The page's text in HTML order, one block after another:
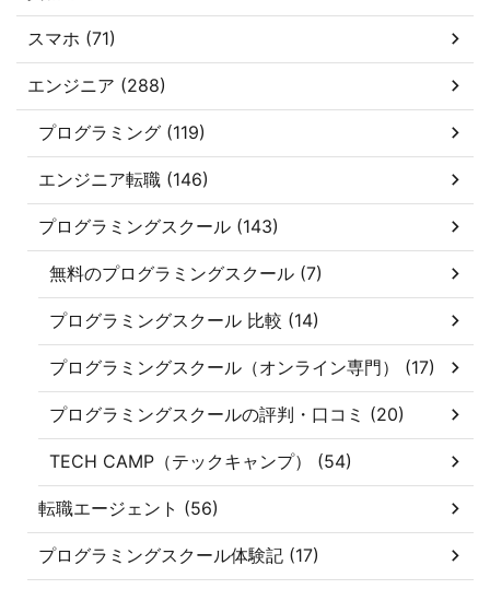
スマホ (71)
エンジニア (288)
プログラミング (119)
エンジニア転職 (146)
プログラミングスクール (143)
無料のプログラミングスクール (7)
プログラミングスクール 比較 (14)
プログラミングスクール（オンライン専門） (17)
プログラミングスクールの評判・口コミ (20)
TECH CAMP（テックキャンプ） (54)
転職エージェント (56)
プログラミングスクール体験記 (17)